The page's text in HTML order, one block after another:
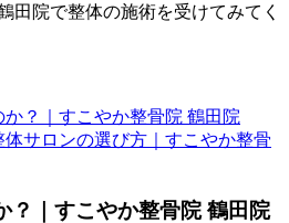
院で整体の施術を受けてみてく
？｜すこやか整骨院 鶴田院
サロンの選び方｜すこやか整骨
？｜すこやか整骨院 鶴田院